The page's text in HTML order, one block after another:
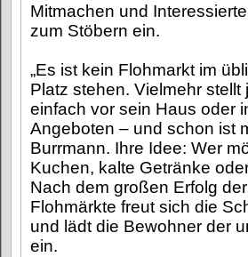
Mitmachen und Interessierte
zum Stöbern ein.
„Es ist kein Flohmarkt im
Platz stehen. Vielmehr
einfach vor sein Haus oder
Angeboten – und schon ist
Burrmann. Ihre Idee: Wer
Kuchen, kalte Getränke
Nach dem großen Erfolg
Flohmärkte freut sich die
und lädt die Bewohner der
ein.